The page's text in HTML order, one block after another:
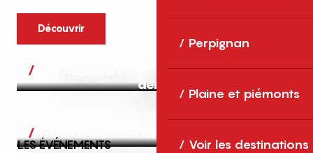
Perpignan
Plaine et piémonts
Voir les destinations
Découvrir
Aujourd’hui, demain et après-
demain
Grands événements
LES ÉVÉNEMENTS